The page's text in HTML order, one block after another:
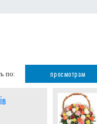
по: просмотрам